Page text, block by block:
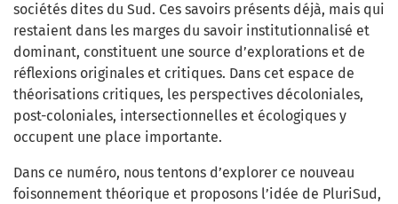
sociétés dites du Sud. Ces savoirs présents déjà, mais qui
restaient dans les marges du savoir institutionnalisé et
dominant, constituent une source d’explorations et de
réflexions originales et critiques. Dans cet espace de
théorisations critiques, les perspectives décoloniales,
post-coloniales, intersectionnelles et écologiques y
occupent une place importante.
Dans ce numéro, nous tentons d’explorer ce nouveau
foisonnement théorique et proposons l’idée de PluriSud,